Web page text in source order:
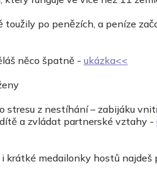
po penězích, a peníze
něco špatně - ukázka<<
z nestíhání – zabijáku
a zvládat partnerské vztahy -
krátké medailonky hostů